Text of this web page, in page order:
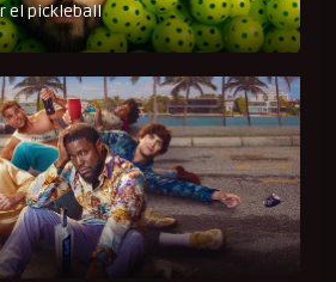
el pickleball